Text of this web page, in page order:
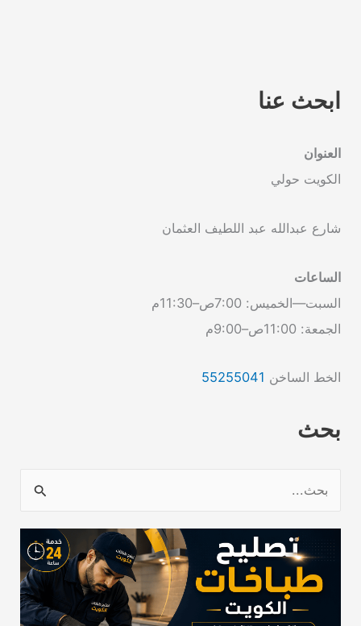
ابحث عنا
العنوان
الكويت حولي
شارع عبدالله عبد اللطيف العثمان
الساعات
السبت—الخميس: 7:00ص–11:30م
الجمعة: 11:00ص–9:00م
الخط الساخن 55255041
بحث